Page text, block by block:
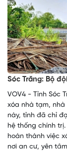
Sóc Trăng: Bộ
VOV4 - Tỉnh Sóc
xóa nhà tạm,
này, tỉnh đã chỉ
hệ thống chính
hoàn thành việc
nơi an cư, yên